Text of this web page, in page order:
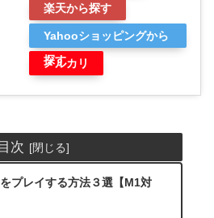
楽天から探す
Yahooショッピングから
探す
メルカリ
次
プレイする方法３選【M1対